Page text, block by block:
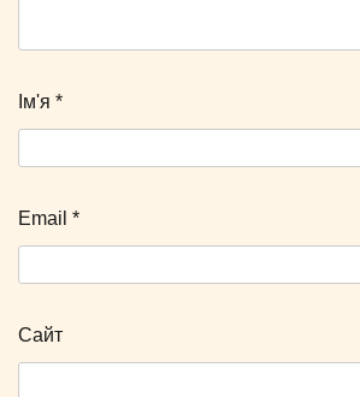
Ім'я *
Email *
Сайт